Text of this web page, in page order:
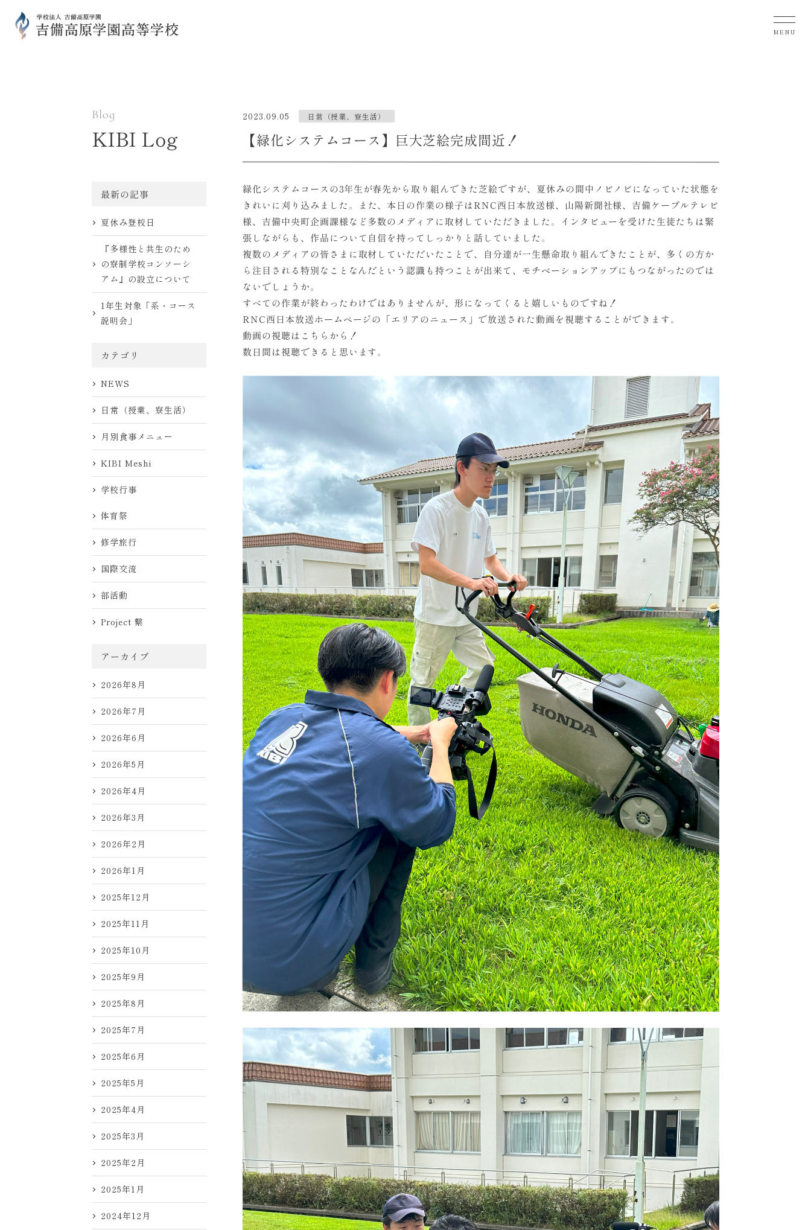
MENU
Blog
KIBI Log
最新の記事
夏休み登校日
『多様性と共生のため
の寮制学校コンソーシ
アム』の設立について
1年生対象「系・コース
説明会」
カテゴリ
NEWS
日常（授業、寮生活）
月別食事メニュー
KIBI Meshi
学校行事
体育祭
修学旅行
国際交流
部活動
Project 繋
アーカイブ
2026年8月
2026年7月
2026年6月
2026年5月
2026年4月
2026年3月
2026年2月
2026年1月
2025年12月
2025年11月
2025年10月
2025年9月
2025年8月
2025年7月
2025年6月
2025年5月
2025年4月
2025年3月
2025年2月
2025年1月
2024年12月
2023.09.05 日常（授業、寮生活）
【緑化システムコース】巨大芝絵完成間近！
緑化システムコースの3年生が春先から取り組んできた芝絵ですが、夏休みの間中ノビノビになっていた状態を
きれいに刈り込みました。また、本日の作業の様子はRNC西日本放送様、山陽新聞社様、吉備ケーブルテレビ
様、吉備中央町企画課様など多数のメディアに取材していただきました。インタビューを受けた生徒たちは緊
張しながらも、作品について自信を持ってしっかりと話していました。
複数のメディアの皆さまに取材していただいたことで、自分達が一生懸命取り組んできたことが、多くの方か
ら注目される特別なことなんだという認識も持つことが出来て、モチベーションアップにもつながったのでは
ないでしょうか。
すべての作業が終わったわけではありませんが、形になってくると嬉しいものですね！
RNC西日本放送ホームページの「エリアのニュース」で放送された動画を視聴することができます。
動画の視聴は こちら から！
数日間は視聴できると思います。